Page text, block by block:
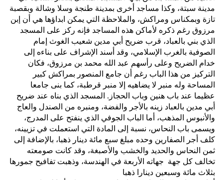
مدينة سبتة، وكذا مساجد أخرى بمدينة طنجة وسلا وشالة وبقصبة
تازة وبمكناس ومراكش، والملاحظة التي يمكن ابداؤها هي أن إبن
مرزوق رغم ذكره لأماكن هذه المساجد فإنه ركز على المسجد
الذي بني بالعباد، قرب ضريح أبي مدين شعيب الغوث إمام
الصوفية بالغرب الإسلامي، وقد أسند الإشراف على بناءه إلى
خدام الضريح وعلى رأسهم عبد الله محمد بن مرزوق، فكان
التركيز من هذا الباب رغم أن جامع المنصور بمراكش كبير
المساحة وله منبر لا يضاهيه إلا منبر قرطبة، كما بنى جامعا
عظيما عند باب هنين وباب الحجاز. المسجد الذي بناه عند ضريح
أبي مدين بالعباد زينه بالأجر والفضة، ومنبره من الصندل والعاج
والأنبوس المذهب، أما الباب الجوفي الذي ينفتح على المدرج،
ويسمى باب النحاس، نسبة إلى المادة التي استعملت في تزيينه،
كلف أجر الصفارين وحده مبلغ سبع مائة دينار ذهبا، بالإضافة إلى
ثمن النحاس والحديد والخشب والأصبغة، وقد كانت صومعته
تخالف كل جهة جهاته الأربعة في الهندسة، وذهبت تفافيح جمورها
بثلاث مائة وسبعين دينارا ذهبا